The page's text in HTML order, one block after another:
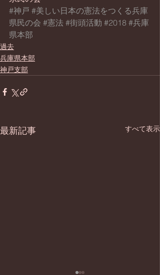
#神戸 #美しい日本の憲法をつくる兵庫
県民の会 #憲法 #街頭活動 #2018 #兵庫
県本部
過去
兵庫県本部
神戸支部
最新記事 すべて表示